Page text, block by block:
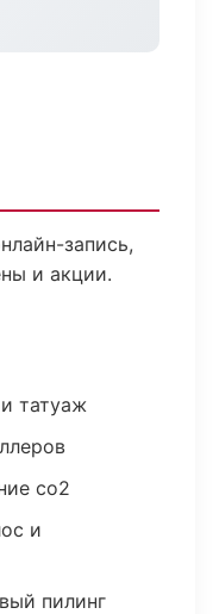
запись,
и акции.
татуаж
co2
и
пилинг